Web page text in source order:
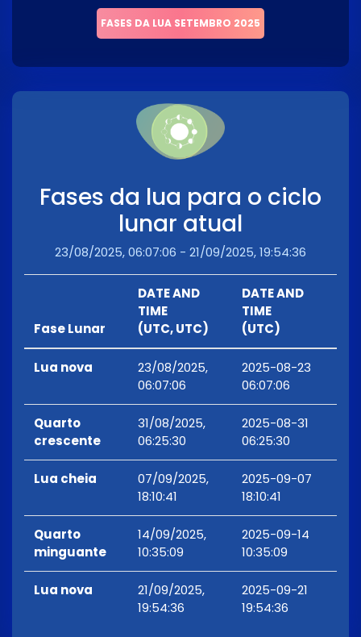
FASES DA LUA SETEMBRO 2025
Fases da lua para o ciclo
lunar atual
23/08/2025, 06:07:06 - 21/09/2025, 19:54:36
Fase Lunar
DATE AND
TIME
(UTC, UTC)
DATE AND
TIME
(UTC)
Lua nova
23/08/2025,
06:07:06
2025-08-23
06:07:06
Quarto
crescente
31/08/2025,
06:25:30
2025-08-31
06:25:30
Lua cheia
07/09/2025,
18:10:41
2025-09-07
18:10:41
Quarto
minguante
14/09/2025,
10:35:09
2025-09-14
10:35:09
Lua nova
21/09/2025,
19:54:36
2025-09-21
19:54:36